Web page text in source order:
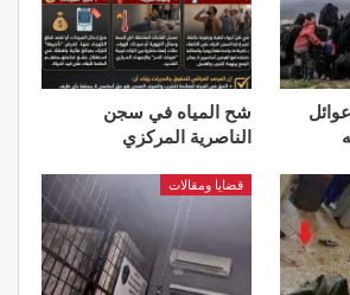
شح المياه في سجن
الناصرية المركزي
قضايا ومقالات